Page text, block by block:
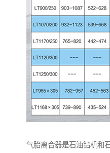
气胎离合器是石油钻机和